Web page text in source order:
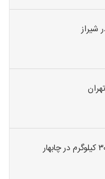
شیراز